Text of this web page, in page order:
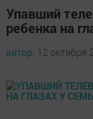
Упавший
ребенка на
автор, 12 октября